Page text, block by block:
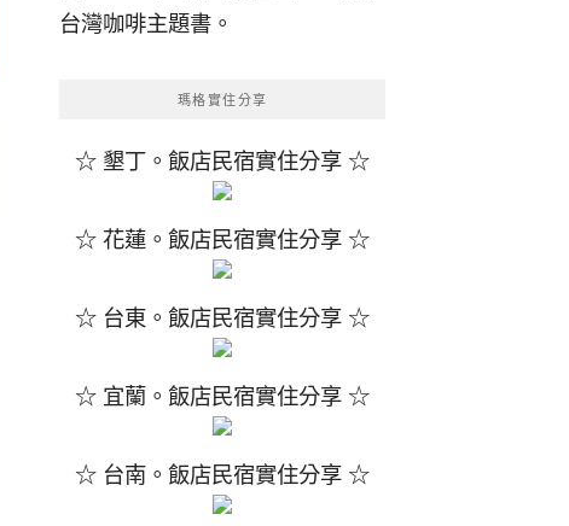
台灣咖啡主題書。
瑪格實住分享
☆ 墾丁。飯店民宿實住分享 ☆
☆ 花蓮。飯店民宿實住分享 ☆
☆ 台東。飯店民宿實住分享 ☆
☆ 宜蘭。飯店民宿實住分享 ☆
☆ 台南。飯店民宿實住分享 ☆